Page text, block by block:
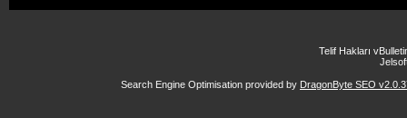
Telif Hakları
Search Engine Optimisation provided by DragonByte SEO